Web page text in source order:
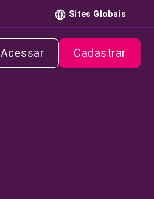
Sites Globais
Acessar Cadastrar